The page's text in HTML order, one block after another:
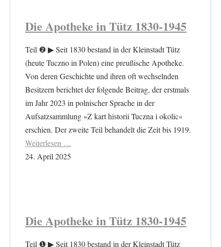
Die Apotheke in Tütz 1830-1945
Teil ❷ ▶︎ Seit 1830 bestand in der Kleinstadt Tütz
(heute Tuczno in Polen) eine preußische Apotheke.
Von deren Geschichte und ihren oft wechselnden
Besitzern berichtet der folgende Beitrag, der erstmals
im Jahr 2023 in polnischer Sprache in der
Aufsatzsammlung »Z kart historii Tuczna i okolic«
erschien. Der zweite Teil behandelt die Zeit bis 1919.
Weiterlesen …
24. April 2025
Die Apotheke in Tütz 1830-1945
Teil ❶ ▶︎ Seit 1830 bestand in der Kleinstadt Tütz